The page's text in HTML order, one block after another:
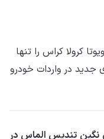
کرولا کراس را تنها
جدید در واردات خودرو
نگین تندیس الماس در